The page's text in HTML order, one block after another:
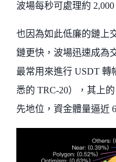
波場每秒可處理約
也因為如此低廉的鏈上
鏈更快，波場迅速成為
最常用來進行 USDT
悉的 TRC-20），其上
先地位，資金體量逼近